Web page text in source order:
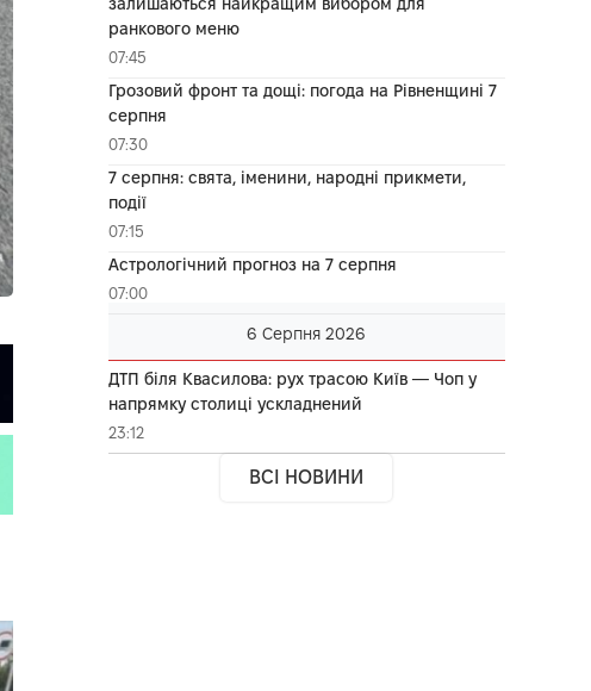
ранкового меню
07:45
Грозовий фронт та дощі: погода на Рівненщині 7
серпня
07:30
7 серпня: свята, іменини, народні прикмети,
події
07:15
Астрологічний прогноз на 7 серпня
07:00
6 Серпня 2026
ДТП біля Квасилова: рух трасою Київ — Чоп у
напрямку столиці ускладнений
23:12
ВСІ НОВИНИ